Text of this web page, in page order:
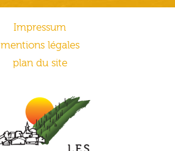
Impressum
mentions légales
plan du site